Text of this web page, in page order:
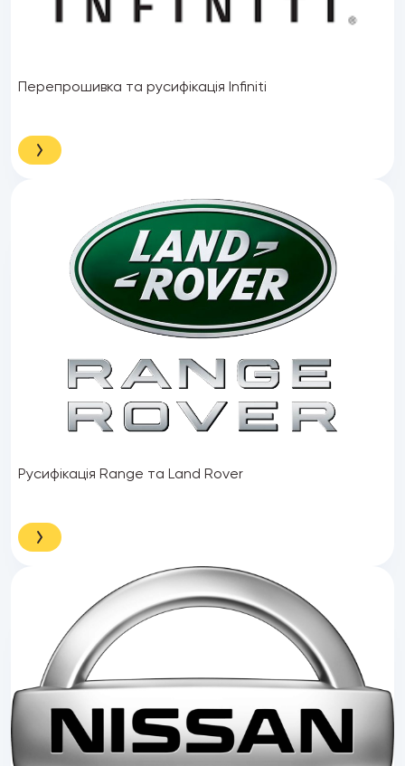
Перепрошивка та русифікація Infiniti
Русифікація Range та Land Rover